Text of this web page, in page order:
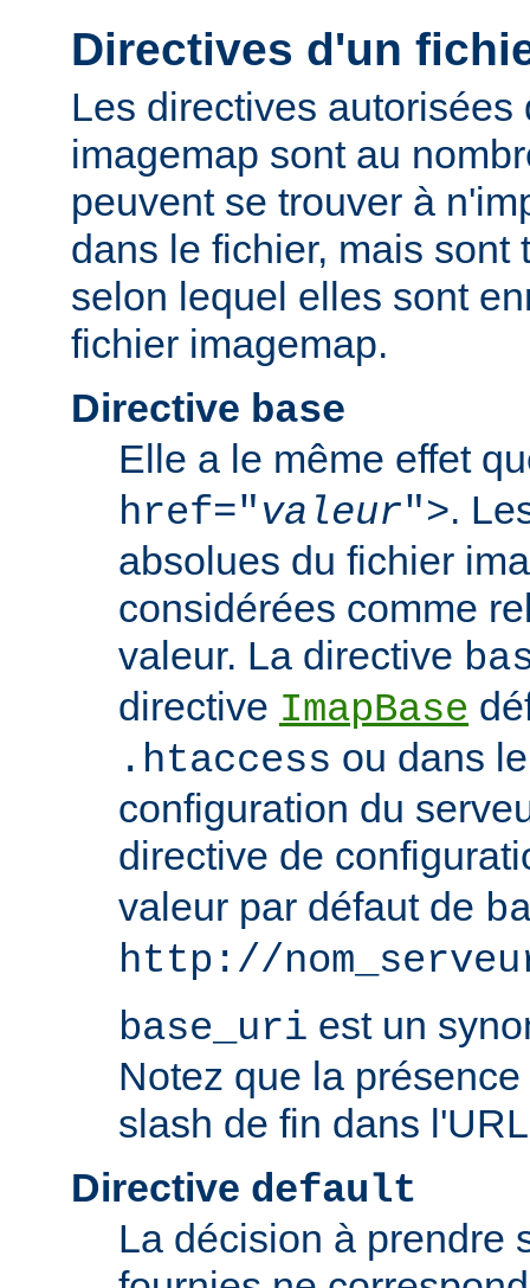
Directives d'un
Les directives autorisées
imagemap sont au
peuvent se trouver à
dans le fichier, mais sont
selon lequel elles sont
fichier imagemap.
Directive base
Elle a le même effet
href="valeur">.
absolues du fichier
considérées comme
valeur. La directive
directive ImapBase
.htaccess ou dans
configuration du
directive de
valeur par défaut de
http://
base_uri est un
Notez que la
slash de fin dans
Directive default
La décision à prendre